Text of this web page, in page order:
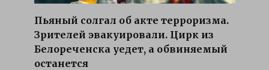
Пьяный солгал об акте терроризма.
Зрителей эвакуировали. Цирк из
Белореченска уедет, а обвиняемый
останется